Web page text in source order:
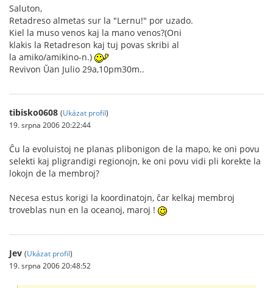
Saluton,
Retadreso almetas sur la "Lernu!" por uzado.
Kiel la muso venos kaj la mano venos?(Oni
klakis la Retadreson kaj tuj povas skribi al
la amiko/amikino-n.)
Revivon Ŭan Julio 29a,10pm30m..
tibisko0608 (Ukázat profil)
19. srpna 2006 20:22:44
Ĉu la evoluistoj ne planas plibonigon de la mapo, ke oni povu
selekti kaj pligrandigi regionojn, ke oni povu vidi pli korekte la
lokojn de la membroj?
Necesa estus korigi la koordinatojn, ĉar kelkaj membroj
troveblas nun en la oceanoj, maroj !
Jev (Ukázat profil)
19. srpna 2006 20:48:52